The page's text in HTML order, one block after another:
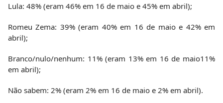
Lula: 48% (eram 46% em 16 de maio e 45% em abril);
Romeu Zema: 39% (eram 40% em 16 de maio e 42% em
abril);
Branco/nulo/nenhum: 11% (eram 13% em 16 de maio11%
em abril);
Não sabem: 2% (eram 2% em 16 de maio e 2% em abril).